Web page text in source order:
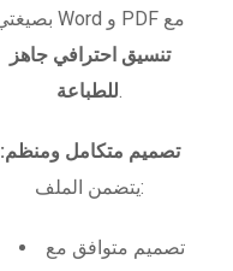
بصيغتي Word و PDF مع
تنسيق احترافي جاهز
للطباعة.
تصميم متكامل ومنظم:
يتضمن الملف:
تصميم متوافق مع